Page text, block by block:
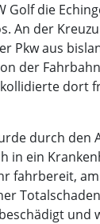
Golf die
An der
Pkw aus
der
dort
durch den
in ein
fahrbereit,
und